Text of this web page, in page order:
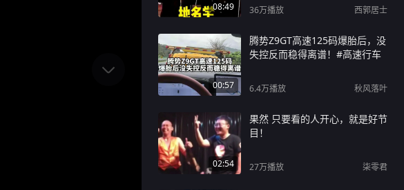
08:49 36万播放 西郭居士
00:57
腾势Z9GT高速125码爆胎后，没
失控反而稳得离谱！#高速行车
6.4万播放 秋风落叶
02:54
果然 只要看的人开心，就是好节
目！
27万播放 柒零君